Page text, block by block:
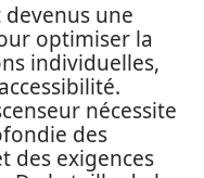
devenus une
optimiser la
individuelles,
nécessite
des
des exigences